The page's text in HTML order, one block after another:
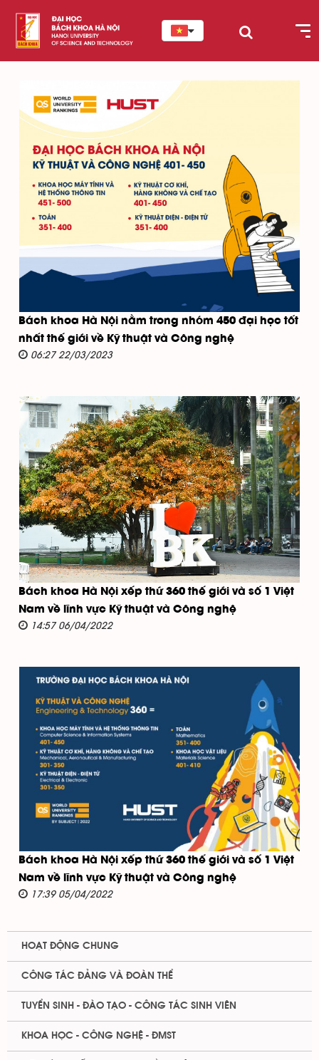
Bách khoa Hà Nội nằm trong nhóm 450 đại học tốt
nhất thế giới về Kỹ thuật và Công nghệ
06:27 22/03/2023
Bách khoa Hà Nội xếp thứ 360 thế giới và số 1 Việt
Nam về lĩnh vực Kỹ thuật và Công nghệ
14:57 06/04/2022
Bách khoa Hà Nội xếp thứ 360 thế giới và số 1 Việt
Nam về lĩnh vực Kỹ thuật và Công nghệ
17:39 05/04/2022
HOẠT ĐỘNG CHUNG
CÔNG TÁC ĐẢNG VÀ ĐOÀN THỂ
TUYỂN SINH - ĐÀO TẠO - CÔNG TÁC SINH VIÊN
KHOA HỌC - CÔNG NGHỆ - ĐMST